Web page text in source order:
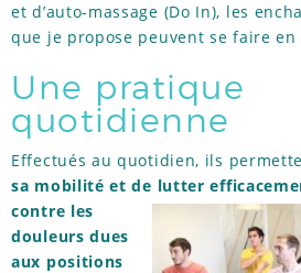
et d’auto-massage (Do In), les
que je propose peuvent se faire en
Une pratique
quotidienne
Effectués au quotidien, ils
sa mobilité et de lutter
contre les
douleurs dues
aux positions